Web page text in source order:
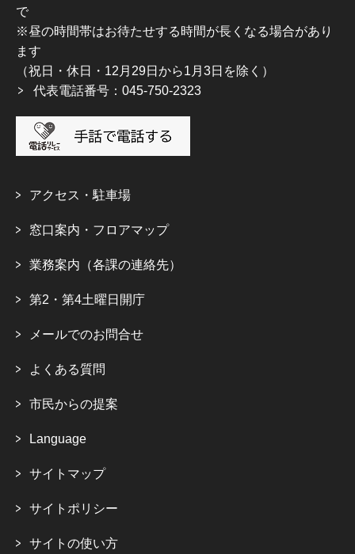
で
※昼の時間帯はお待たせする時間が長くなる場合があり
ます
（祝日・休日・12月29日から1月3日を除く）
代表電話番号：045-750-2323
アクセス・駐車場
窓口案内・フロアマップ
業務案内（各課の連絡先）
第2・第4土曜日開庁
メールでのお問合せ
よくある質問
市民からの提案
Language
サイトマップ
サイトポリシー
サイトの使い方